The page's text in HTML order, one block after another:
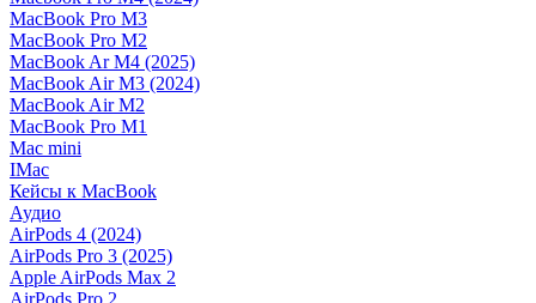
MacBook Pro M3
MacBook Pro M2
MacBook Ar M4 (2025)
MacBook Air M3 (2024)
MacBook Air M2
MacBook Pro M1
Mac mini
IMac
Кейсы к MacBook
Аудио
AirPods 4 (2024)
AirPods Pro 3 (2025)
Apple AirPods Max 2
AirPods Pro 2